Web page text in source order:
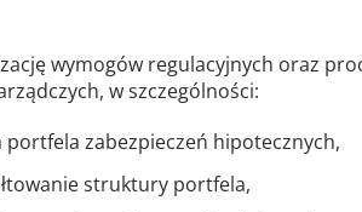
wymogów regulacyjnych oraz
w szczególności:
portfela zabezpieczeń hipotecznych,
struktury portfela,